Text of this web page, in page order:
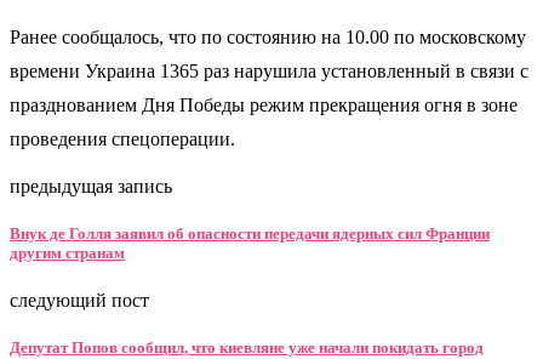
Ранее сообщалось, что по состоянию на 10.00 по московскому
времени Украина 1365 раз нарушила установленный в связи с
празднованием Дня Победы режим прекращения огня в зоне
проведения спецоперации.
предыдущая запись
Внук де Голля заявил об опасности передачи ядерных сил Франции
другим странам
следующий пост
Депутат Попов сообщил, что киевляне уже начали покидать город